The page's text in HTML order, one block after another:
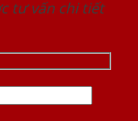
tư vấn chi tiết